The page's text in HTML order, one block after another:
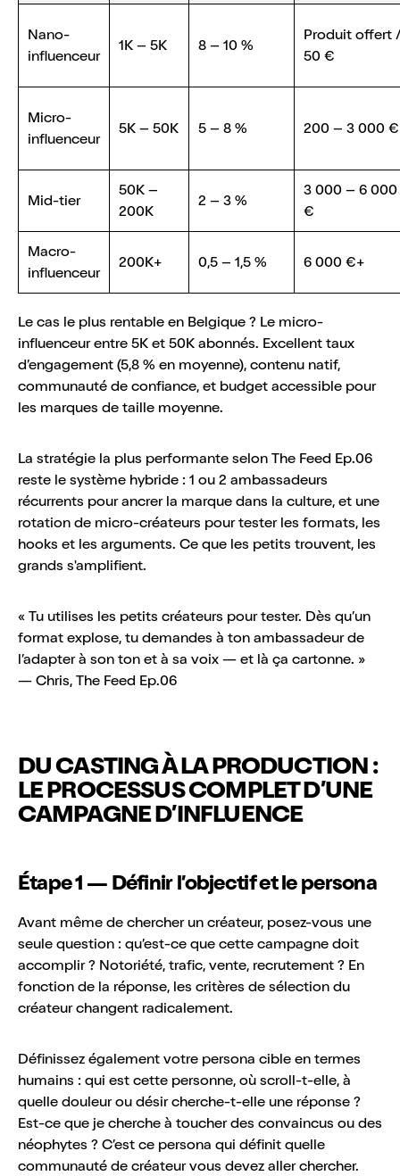
Nano-
influenceur
1K – 5K 8 – 10 %
Produit offert
50 €
Micro-
influenceur
5K – 50K 5 – 8 % 200 – 3 000 €
Mid-tier
50K –
200K
2 – 3 %
3 000 – 6 000
€
Macro-
influenceur
200K+ 0,5 – 1,5 % 6 000 €+
Le cas le plus rentable en Belgique ? Le micro-
influenceur entre 5K et 50K abonnés. Excellent taux
d’engagement (5,8 % en moyenne), contenu natif,
communauté de confiance, et budget accessible pour
les marques de taille moyenne.
La stratégie la plus performante selon The Feed Ep.06
reste le système hybride : 1 ou 2 ambassadeurs
récurrents pour ancrer la marque dans la culture, et une
rotation de micro-créateurs pour tester les formats, les
hooks et les arguments. Ce que les petits trouvent, les
grands s'amplifient.
« Tu utilises les petits créateurs pour tester. Dès qu’un
format explose, tu demandes à ton ambassadeur de
l’adapter à son ton et à sa voix — et là ça cartonne. »
— Chris, The Feed Ep.06
DU CASTING À LA PRODUCTION :
LE PROCESSUS COMPLET D’UNE
CAMPAGNE D’INFLUENCE
Étape 1 — Définir l’objectif et le persona
Avant même de chercher un créateur, posez-vous une
seule question : qu’est-ce que cette campagne doit
accomplir ? Notoriété, trafic, vente, recrutement ? En
fonction de la réponse, les critères de sélection du
créateur changent radicalement.
Définissez également votre persona cible en termes
humains : qui est cette personne, où scroll-t-elle, à
quelle douleur ou désir cherche-t-elle une réponse ?
Est-ce que je cherche à toucher des convaincus ou des
néophytes ? C’est ce persona qui définit quelle
communauté de créateur vous devez aller chercher.